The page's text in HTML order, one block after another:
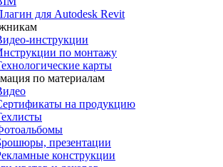
для Autodesk Revit
инструкции
по монтажу
карты
по материалам
на продукцию
презентации
конструкции